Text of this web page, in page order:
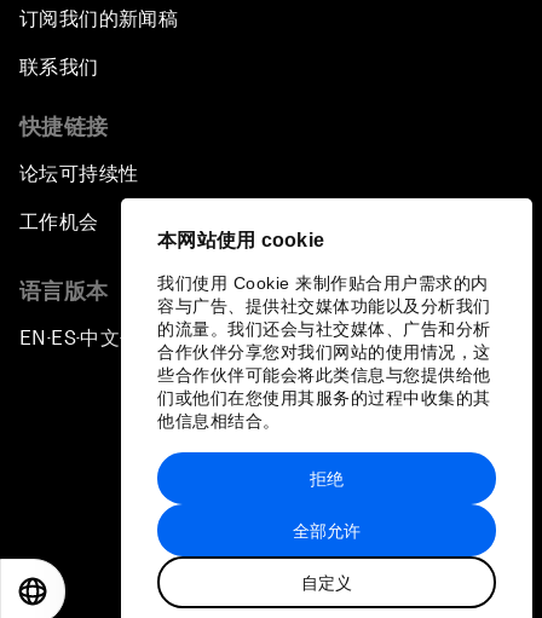
本网站使用 cookie
我们使用 Cookie 来制作贴合用户需求的内
容与广告、提供社交媒体功能以及分析我们
的流量。我们还会与社交媒体、广告和分析
合作伙伴分享您对我们网站的使用情况，这
些合作伙伴可能会将此类信息与您提供给他
们或他们在您使用其服务的过程中收集的其
他信息相结合。
全部允许
自定义
拒绝
订阅我们的新闻稿
联系我们
快捷链接
论坛可持续性
工作机会
语言版本
EN ▪ES▪中文▪ 日本語
站点地图
世界经济论坛